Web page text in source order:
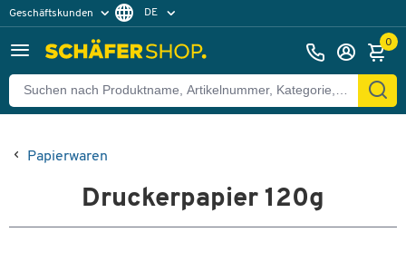
Geschäftskunden DE
0
Papierwaren
Druckerpapier 120g